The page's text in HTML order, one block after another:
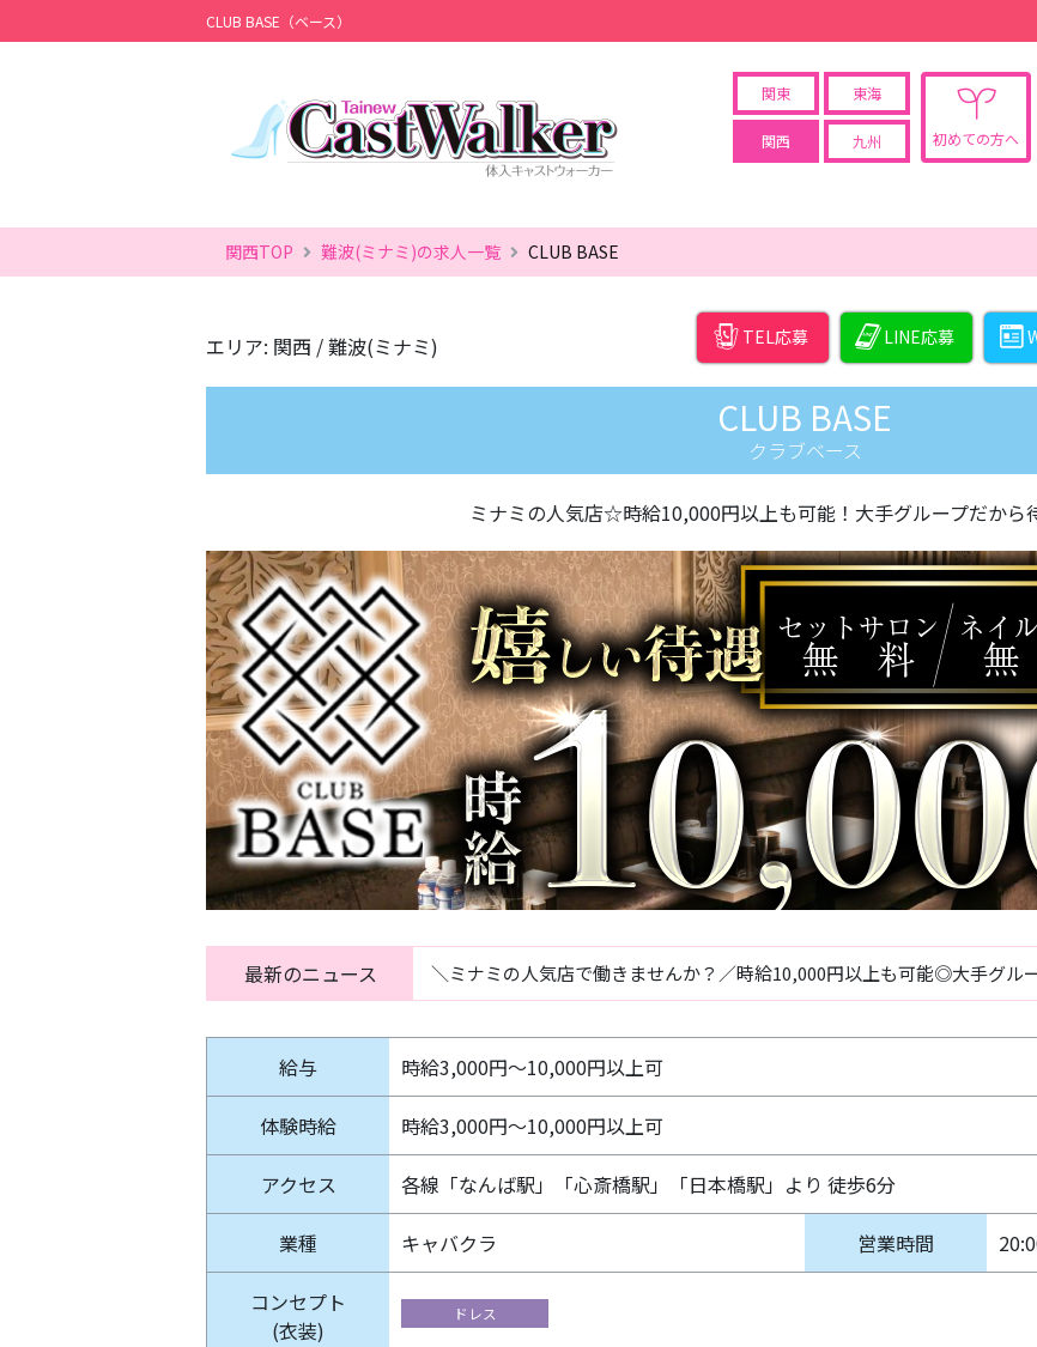
CLUB BASE（ベース）
初めての方へ
関東 東海
関西 九州
関西TOP 難波(ミナミ)の求人一覧 CLUB BASE
エリア: 関西 / 難波(ミナミ) TEL応募 LINE応募
CLUB BASE
クラブベース
ミナミの人気店☆時給10,000円以上も可能！大手グループだから
最新のニュース ＼ミナミの人気店で働きませんか？／時給10,000円以上も可能◎大手グル
給与 時給3,000円～10,000円以上可
体験時給 時給3,000円～10,000円以上可
アクセス 各線「なんば駅」「心斎橋駅」「日本橋駅」より 徒歩6分
業種 キャバクラ 営業時間
コンセプト
(衣装)
ドレス